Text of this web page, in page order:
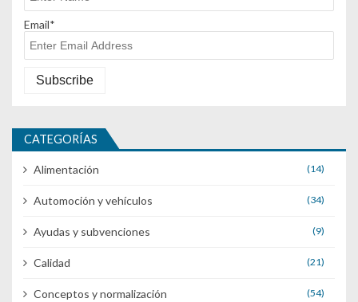
Email*
CATEGORÍAS
Alimentación (14)
Automoción y vehículos (34)
Ayudas y subvenciones (9)
Calidad (21)
Conceptos y normalización (54)